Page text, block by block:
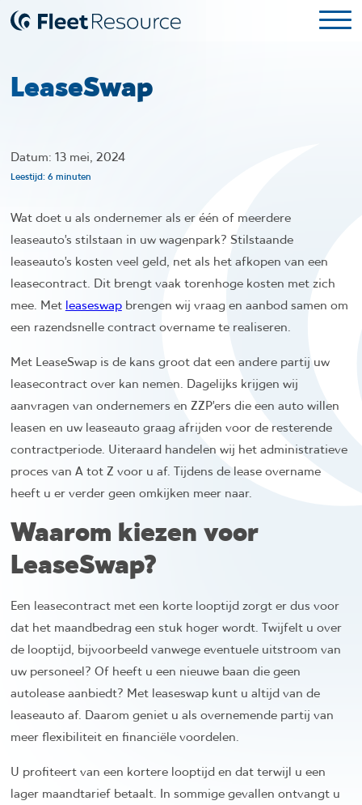
LeaseSwap
Datum: 13 mei, 2024
Leestijd: 6 minuten
Wat doet u als ondernemer als er één of meerdere
leaseauto’s stilstaan in uw wagenpark? Stilstaande
leaseauto’s kosten veel geld, net als het afkopen van een
leasecontract. Dit brengt vaak torenhoge kosten met zich
mee. Metleaseswapbrengen wij vraag en aanbod samen om
een razendsnelle contract overname te realiseren.
Met LeaseSwap is de kans groot dat een andere partij uw
leasecontract over kan nemen. Dagelijks krijgen wij
aanvragen van ondernemers en ZZP’ers die een auto willen
leasen en uw leaseauto graag afrijden voor de resterende
contractperiode. Uiteraard handelen wij het administratieve
proces van A tot Z voor u af. Tijdens de lease overname
heeft u er verder geen omkijken meer naar.
Waarom kiezen voor
LeaseSwap?
Een leasecontract met een korte looptijd zorgt er dus voor
dat het maandbedrag een stuk hoger wordt. Twijfelt u over
de looptijd, bijvoorbeeld vanwege eventuele uitstroom van
uw personeel? Of heeft u een nieuwe baan die geen
autolease aanbiedt? Met leaseswap kunt u altijd van de
leaseauto af. Daarom geniet u als overnemende partij van
meer flexibiliteit en financiële voordelen.
U profiteert van een kortere looptijd en dat terwijl u een
lager maandtarief betaalt. In sommige gevallen ontvangt u